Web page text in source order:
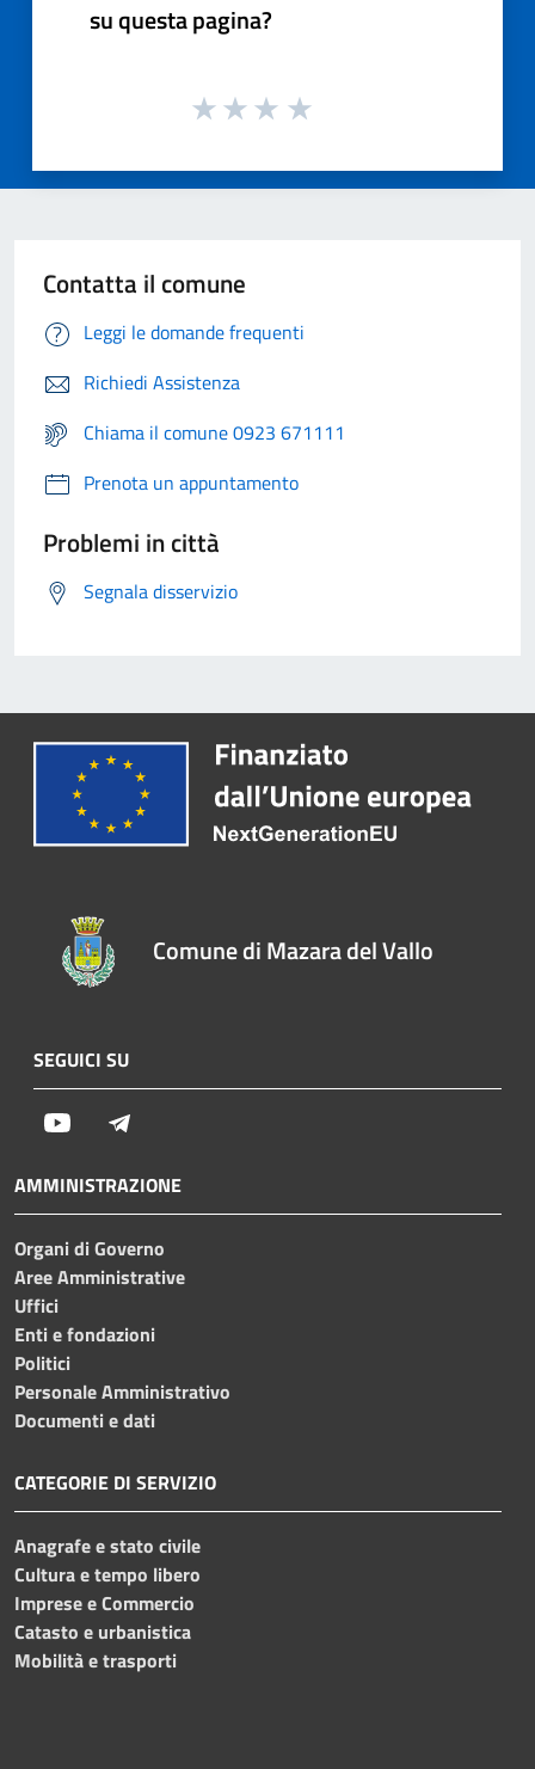
su questa pagina?
Contatta il comune
Leggi le domande frequenti
Richiedi Assistenza
Chiama il comune 0923 671111
Prenota un appuntamento
Problemi in città
Segnala disservizio
Comune di Mazara del Vallo
SEGUICI SU
Youtube
AMMINISTRAZIONE
Organi di Governo
Aree Amministrative
Uffici
Enti e fondazioni
Politici
Personale Amministrativo
Documenti e dati
CATEGORIE DI SERVIZIO
Anagrafe e stato civile
Cultura e tempo libero
Imprese e Commercio
Catasto e urbanistica
Mobilità e trasporti